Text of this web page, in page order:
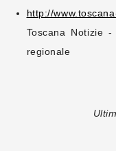
http://
Toscana Notizie
regionale